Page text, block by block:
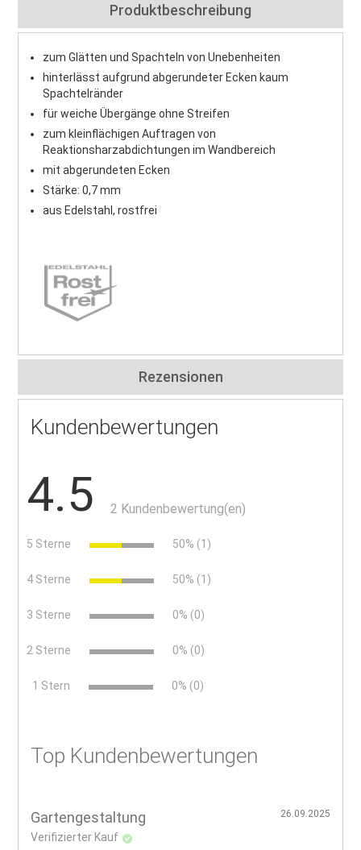
Produktbeschreibung
zum Glätten und Spachteln von Unebenheiten
hinterlässt aufgrund abgerundeter Ecken kaum
Spachtelränder
für weiche Übergänge ohne Streifen
zum kleinflächigen Auftragen von
Reaktionsharzabdichtungen im Wandbereich
mit abgerundeten Ecken
Stärke: 0,7 mm
aus Edelstahl, rostfrei
Rezensionen
Kundenbewertungen
4.5 2 Kundenbewertung(en)
5 Sterne 50% (1)
4 Sterne 50% (1)
3 Sterne 0% (0)
2 Sterne 0% (0)
1 Stern 0% (0)
Top Kundenbewertungen
Gartengestaltung
Verifizierter Kauf
26.09.2025